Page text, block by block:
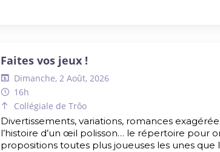
Faites vos jeux !
Dimanche, 2 Août, 2026
16h
Collégiale de Trôo
Divertissements, variations, romances
l’histoire d’un œil polisson… le répertoire pour
propositions toutes plus joueuses les unes que